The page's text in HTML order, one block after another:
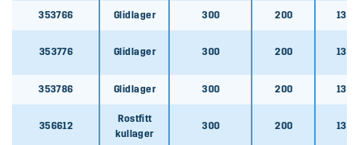
356613
356614
353768
353768
353766 Glidlager 300 200
353776 Glidlager 300 200
353786 Glidlager 300 200
356612
Rostfitt
kullager
300 200